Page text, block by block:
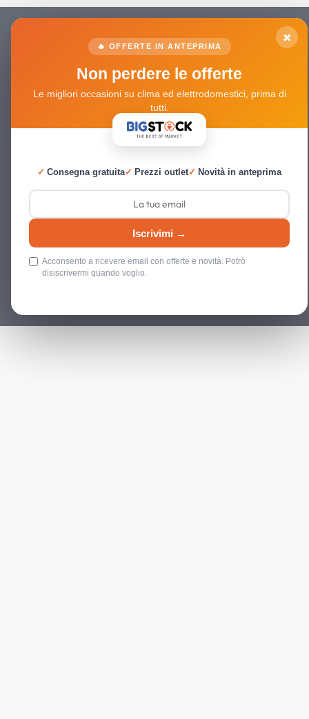
×
🔥 OFFERTE IN ANTEPRIMA
Non perdere le offerte
Le migliori occasioni su clima ed elettrodomestici, prima di
tutti.
✓ Consegna gratuita✓ Prezzi outlet✓ Novità in anteprima
Iscrivimi →
Acconsento a ricevere email con offerte e novità. Potrò
disiscrivermi quando voglio.